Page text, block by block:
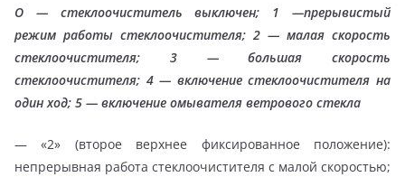
О — стеклоочиститель выключен; 1 —прерывистый
режим работы стеклоочистителя; 2 — малая скорость
стеклоочистителя; 3 — большая скорость
стеклоочистителя; 4 — включение стеклоочистителя на
один ход; 5 — включение омывателя ветрового стекла
— «2» (второе верхнее фиксированное положение):
непрерывная работа стеклоочистителя с малой скоростью;